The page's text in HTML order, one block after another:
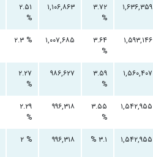
۱,۶۳۶,۳۵۹
۳.۷۲
%
۱,۱۰۶,۸۶۳
۲.۵۱
%
۱,۵۹۳,۱۴۶
۳.۶۴
%
۱,۰۰۷,۶۸۵ ۲.۳ %
۱,۵۶۰,۴۰۷
۳.۵۹
%
۹۸۶,۶۲۷
۲.۲۷
%
۱,۵۴۲,۹۵۵
۳.۵۵
%
۹۹۶,۳۱۸
۲.۲۹
%
۱,۵۴۲,۹۵۵ ۳.۱ % ۹۹۶,۳۱۸ ۲ %